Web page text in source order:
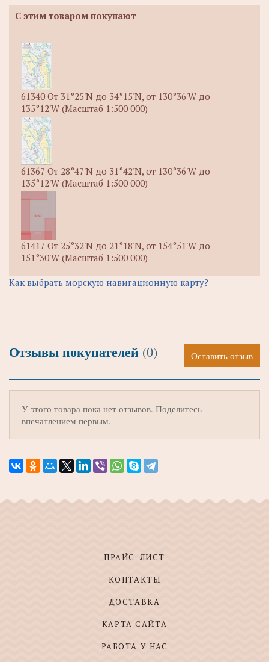
С этим товаром покупают
61340 От 31°25'N до 34°15'N, от 130°36'W до
135°12'W (Масштаб 1:500 000)
61367 От 28°47'N до 31°42'N, от 130°36'W до
135°12'W (Масштаб 1:500 000)
61417 От 25°32'N до 21°18'N, от 154°51'W до
151°30'W (Масштаб 1:500 000)
Как выбрать морскую навигационную карту?
Отзывы покупателей (0) Оставить отзыв
У этого товара пока нет отзывов. Поделитесь
впечатлением первым.
ПРАЙС-ЛИСТ
КОНТАКТЫ
ДОСТАВКА
КАРТА САЙТА
РАБОТА У НАС